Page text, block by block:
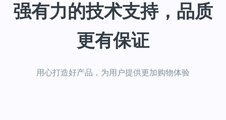
强有力的技术支持，品质
更有保证
用心打造好产品，为用户提供更加购物体验